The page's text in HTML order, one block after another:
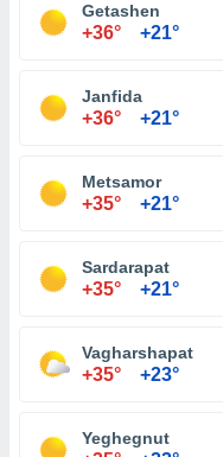
Getashen
+36° +21°
Janfida
+36° +21°
Metsamor
+35° +21°
Sardarapat
+35° +21°
Vagharshapat
+35° +23°
Yeghegnut